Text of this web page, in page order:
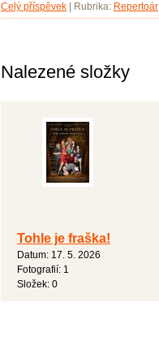
Celý příspěvek Rubrika: Repertoár
Nalezené složky
Tohle je fraška!
Datum: 17. 5. 2026
Fotografií: 1
Složek: 0